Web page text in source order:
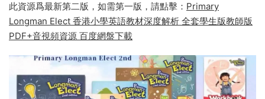
此資源爲最新第二版，如需第一版，請點擊： Primary
Longman Elect 香港小學英語教材深度解析 全套學生版教師版
PDF+音視頻資源 百度網盤下載